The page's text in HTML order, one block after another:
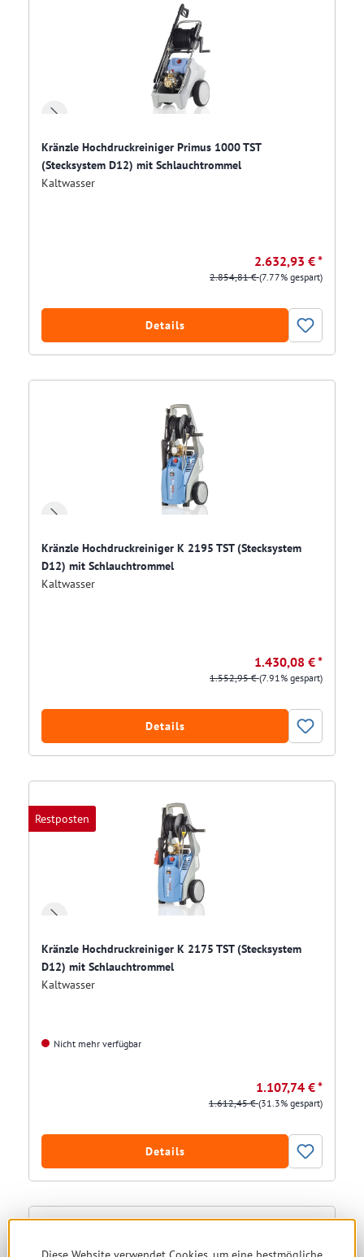
Kränzle Hochdruckreiniger Primus 1000 TST
(Stecksystem D12) mit Schlauchtrommel
Kaltwasser
2.632,93 € *
2.854,81 €(7.77% gespart)
Details
Kränzle Hochdruckreiniger K 2195 TST (Stecksystem
D12) mit Schlauchtrommel
Kaltwasser
1.430,08 € *
1.552,95 €(7.91% gespart)
Details
Restposten
Kränzle Hochdruckreiniger K 2175 TST (Stecksystem
D12) mit Schlauchtrommel
Kaltwasser
Nicht mehr verfügbar
1.107,74 € *
1.612,45 €(31.3% gespart)
Details